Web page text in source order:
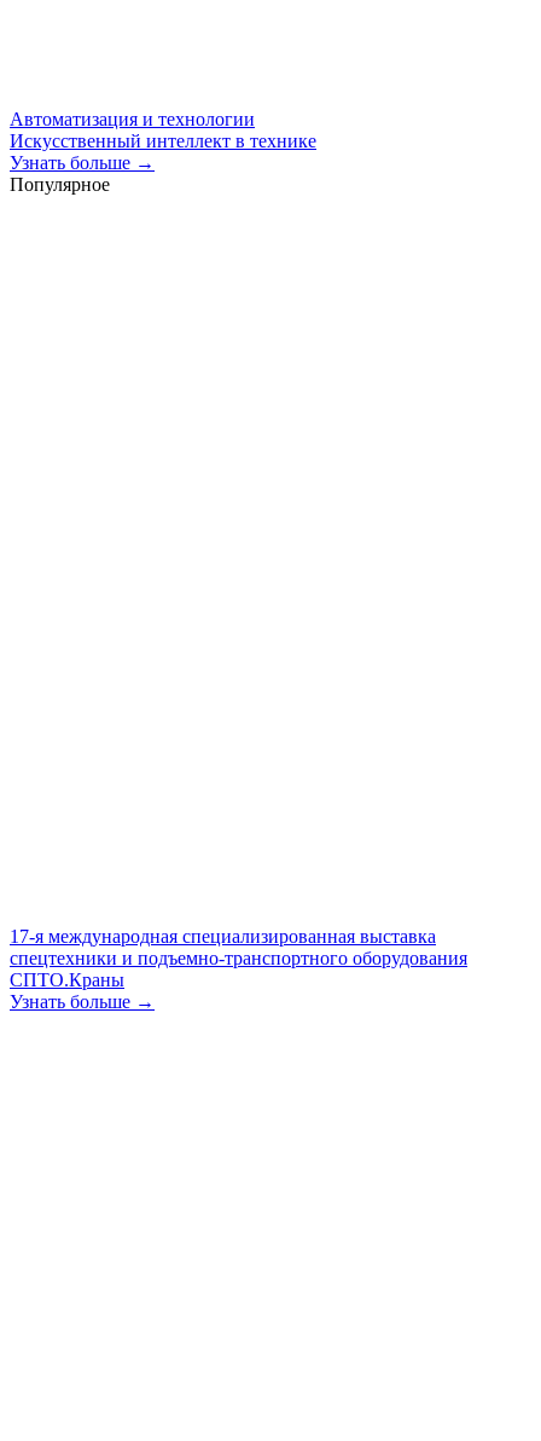
Автоматизация и технологии
Искусственный интеллект в технике
Узнать больше →
Популярное
17-я международная специализированная выставка
спецтехники и подъемно-транспортного оборудования
СПТО.Краны
Узнать больше →